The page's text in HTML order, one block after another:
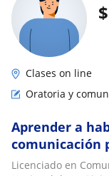
$
Clases on line
Oratoria y
Aprender a
comunicación
persuasiva
Licenciado en